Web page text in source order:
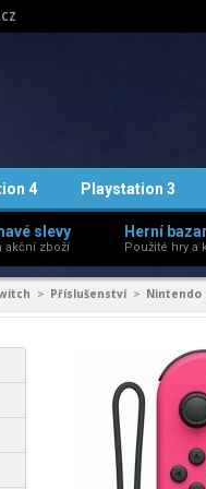
4 Playstation 3
slevy
akční zboží
Herní bazar
Použité hry a
> Příslušenství > Nintendo